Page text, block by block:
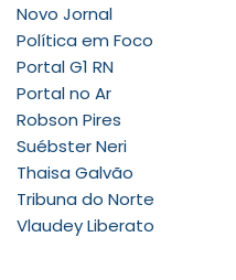
Novo Jornal
Política em Foco
Portal G1 RN
Portal no Ar
Robson Pires
Suébster Neri
Thaisa Galvão
Tribuna do Norte
Vlaudey Liberato